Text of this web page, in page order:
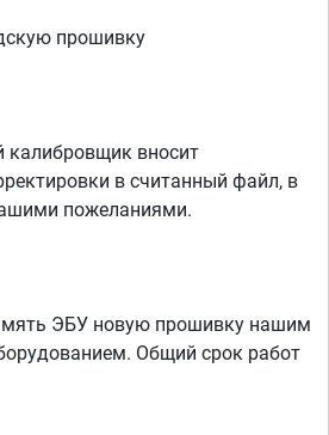
прошивку
вносит
в считанный файл, в
пожеланиями.
ЭБУ новую прошивку нашим
Общий срок работ